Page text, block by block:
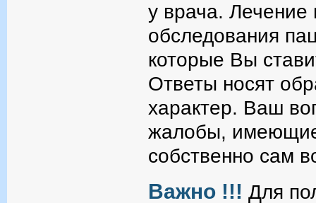
у врача. Лечение
обследования
которые Вы
Ответы носят
характер. Ваш
жалобы,
собственно сам
Важно !!! Для